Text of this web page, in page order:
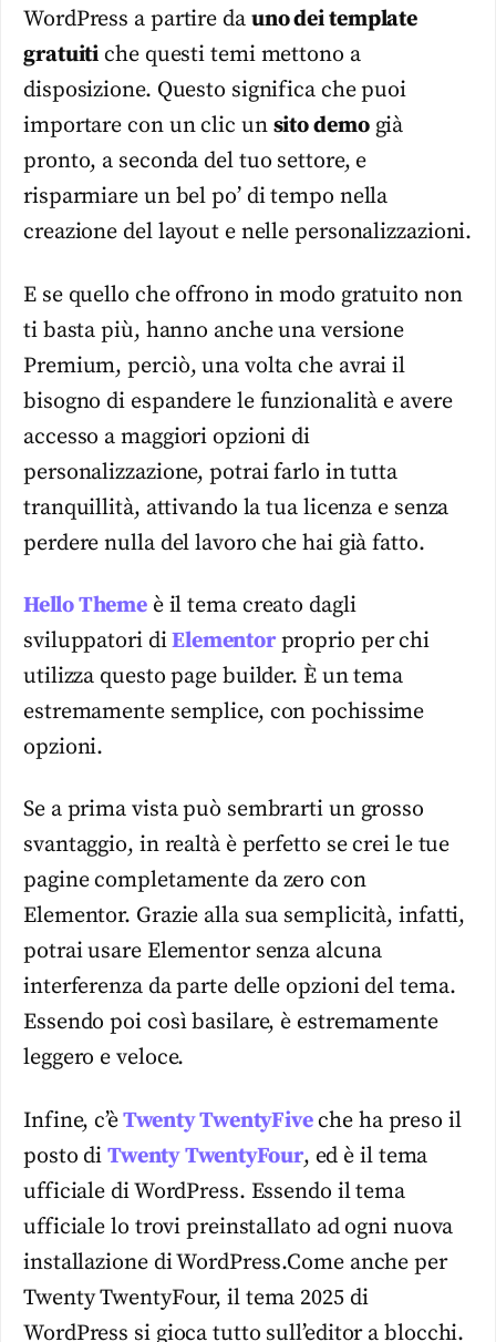
WordPress a partire da uno dei template
gratuiti che questi temi mettono a
disposizione. Questo significa che puoi
importare con un clic un sito demogià
pronto, a seconda del tuo settore, e
risparmiare un bel po’ di tempo nella
creazione del layout e nelle personalizzazioni.
E se quello che offrono in modo gratuito non
ti basta più, hanno anche una versione
Premium, perciò, una volta che avrai il
bisogno di espandere le funzionalità e avere
accesso a maggiori opzioni di
personalizzazione, potrai farlo in tutta
tranquillità, attivando la tua licenza e senza
perdere nulla del lavoro che hai già fatto.
Hello Themeè il tema creato dagli
sviluppatori diElementorproprio per chi
utilizza questo page builder. È un tema
estremamente semplice, con pochissime
opzioni.
Se a prima vista può sembrarti un grosso
svantaggio, in realtà è perfetto se crei le tue
pagine completamente da zero con
Elementor. Grazie alla sua semplicità, infatti,
potrai usare Elementor senza alcuna
interferenza da parte delle opzioni del tema.
Essendo poi così basilare, è estremamente
leggero e veloce.
Infine, c’èTwenty TwentyFiveche ha preso il
posto diTwenty TwentyFour, ed è il tema
ufficiale di WordPress. Essendo il tema
ufficiale lo trovi preinstallato ad ogni nuova
installazione di WordPress.Come anche per
Twenty TwentyFour, il tema 2025 di
WordPress si gioca tutto sull’editor a blocchi.